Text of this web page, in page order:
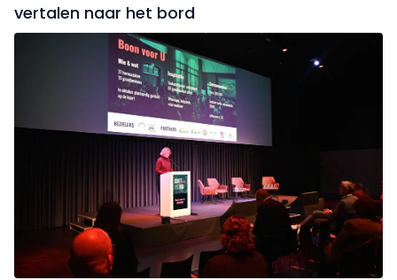
vertalen naar het bord